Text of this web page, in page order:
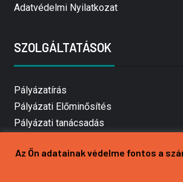
Adatvédelmi Nyilatkozat
SZOLGÁLTATÁSOK
Pályázatírás
Pályázati Előminősítés
Pályázati tanácsadás
Mezőgazdasági pályázatírás
Az Ön adatainak védelme fontos a